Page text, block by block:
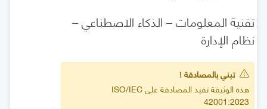
تقنية المعلومات – الذكاء الاصطناعي –
نظام الإدارة
تبني بالمصادقة !
هذه الوثيقة تفيد المصادقة على ISO/IEC
42001:2023